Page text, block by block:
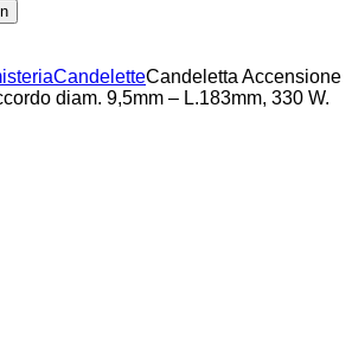
CandeletteCandeletta Accensione
diam. 9,5mm – L.183mm, 330 W.